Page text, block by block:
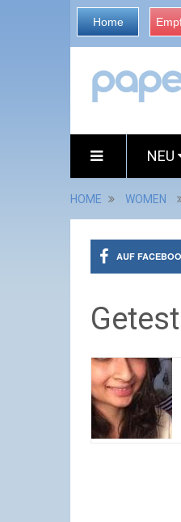
Home
NEU
HOME WOMEN
AUF